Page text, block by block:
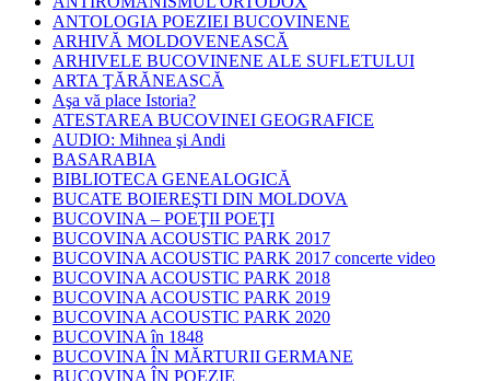
ANTOLOGIA POEZIEI BUCOVINENE
ARHIVĂ MOLDOVENEASCĂ
ARHIVELE BUCOVINENE ALE SUFLETULUI
ARTA ŢĂRĂNEASCĂ
Aşa vă place Istoria?
ATESTAREA BUCOVINEI GEOGRAFICE
AUDIO: Mihnea şi Andi
BASARABIA
BIBLIOTECA GENEALOGICĂ
BUCATE BOIEREŞTI DIN MOLDOVA
BUCOVINA – POEŢII POEŢI
BUCOVINA ACOUSTIC PARK 2017
BUCOVINA ACOUSTIC PARK 2017 concerte video
BUCOVINA ACOUSTIC PARK 2018
BUCOVINA ACOUSTIC PARK 2019
BUCOVINA ACOUSTIC PARK 2020
BUCOVINA în 1848
BUCOVINA ÎN MĂRTURII GERMANE
BUCOVINA ÎN POEZIE